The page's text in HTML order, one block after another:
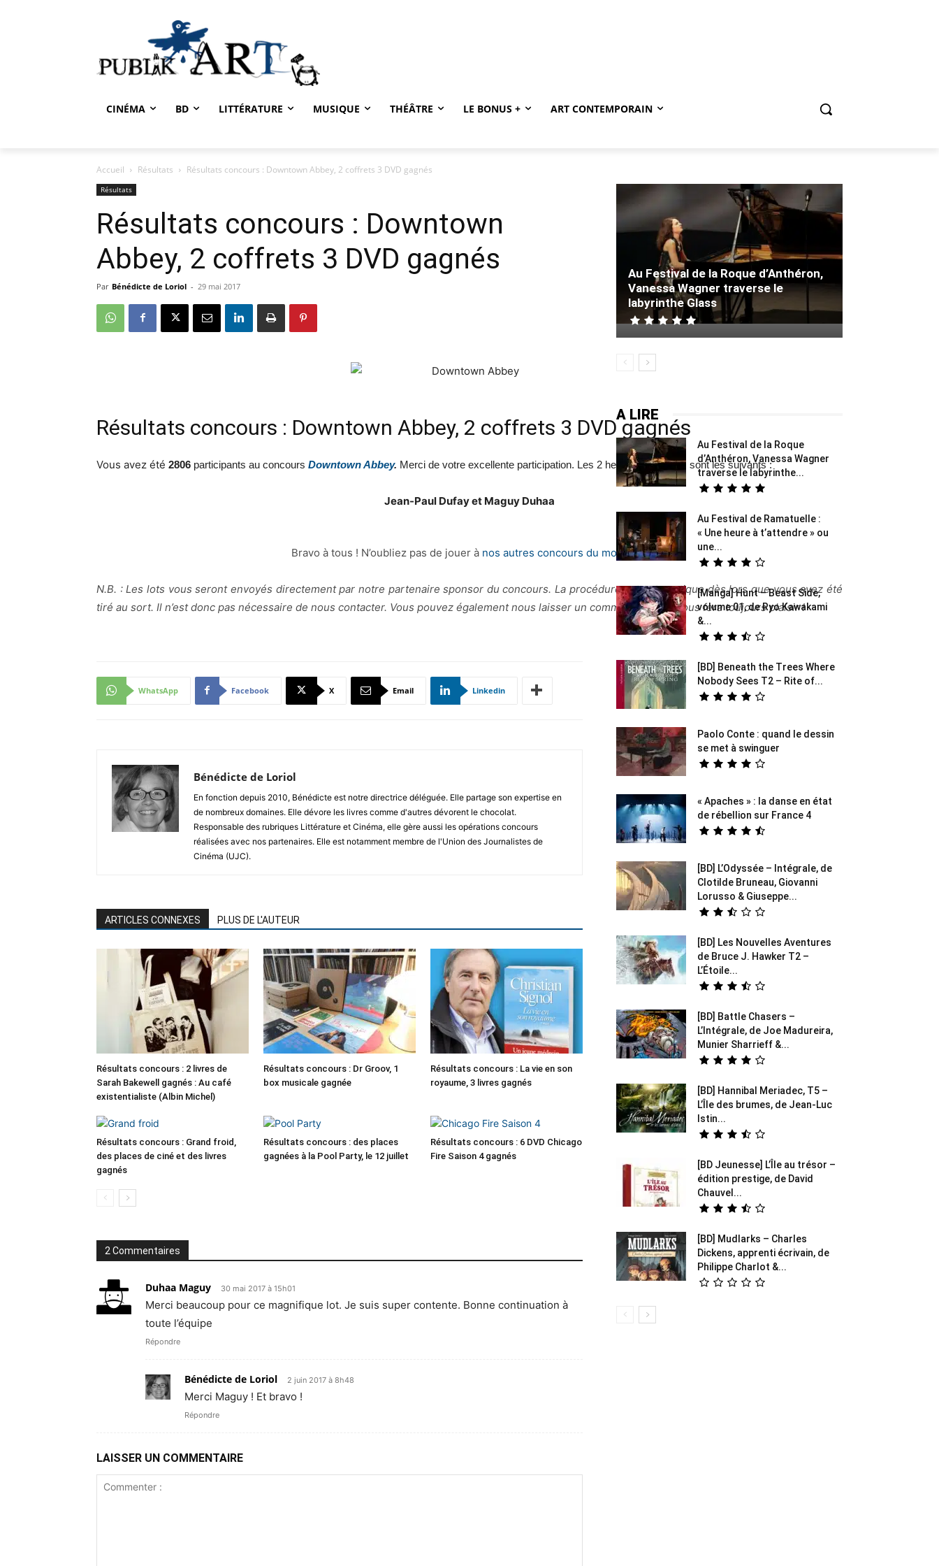
CINÉMA BD LITTÉRATURE MUSIQUE THÉÂTRE LE BONUS + ART CONTEMPORAIN
Accueil Résultats Résultats concours : Downtown Abbey, 2 coffrets 3 DVD gagnés
Résultats
Résultats concours : Downtown
Abbey, 2 coffrets 3 DVD gagnés
Par Bénédicte de Loriol - 29 mai 2017
Résultats concours : Downtown Abbey, 2 coffrets 3 DVD gagnés
Vous avez été 2806 participants au concours Downtown Abbey. Merci de votre excellente participation. Les 2 heureux gagnants sont les suivants :
Jean-Paul Dufay et Maguy Duhaa
Bravo à tous ! N’oubliez pas de jouer à nos autres concours du moment !
N.B. : Les lots vous seront envoyés directement par notre partenaire sponsor du concours. La procédure est automatique dès lors que vous avez été
tiré au sort. Il n’est donc pas nécessaire de nous contacter. Vous pouvez également nous laisser un commentaire qui nous fera toujours plaisir !
WhatsApp Facebook X Email Linkedin
Bénédicte de Loriol
En fonction depuis 2010, Bénédicte est notre directrice déléguée. Elle partage son expertise en
de nombreux domaines. Elle dévore les livres comme d'autres dévorent le chocolat.
Responsable des rubriques Littérature et Cinéma, elle gère aussi les opérations concours
réalisées avec nos partenaires. Elle est notamment membre de l'Union des Journalistes de
Cinéma (UJC).
ARTICLES CONNEXES PLUS DE L'AUTEUR
Résultats concours : 2 livres de
Sarah Bakewell gagnés : Au café
existentialiste (Albin Michel)
Résultats concours : Dr Groov, 1
box musicale gagnée
Résultats concours : La vie en son
royaume, 3 livres gagnés
Résultats concours : Grand froid,
des places de ciné et des livres
gagnés
Résultats concours : des places
gagnées à la Pool Party, le 12 juillet
Résultats concours : 6 DVD Chicago
Fire Saison 4 gagnés
2 Commentaires
Duhaa Maguy 30 mai 2017 à 15h01
Merci beaucoup pour ce magnifique lot. Je suis super contente. Bonne continuation à
toute l’équipe
Répondre
Bénédicte de Loriol 2 juin 2017 à 8h48
Merci Maguy ! Et bravo !
Répondre
LAISSER UN COMMENTAIRE
Au Festival de la Roque d’Anthéron,
Vanessa Wagner traverse le
labyrinthe Glass
A LIRE
Au Festival de la Roque
d’Anthéron, Vanessa Wagner
traverse le labyrinthe...
Au Festival de Ramatuelle :
« Une heure à t’attendre » ou
une...
[Manga] Hunt – Beast Side,
volume 01, de Ryo Kawakami
&...
[BD] Beneath the Trees Where
Nobody Sees T2 – Rite of...
Paolo Conte : quand le dessin
se met à swinguer
« Apaches » : la danse en état
de rébellion sur France 4
[BD] L’Odyssée – Intégrale, de
Clotilde Bruneau, Giovanni
Lorusso & Giuseppe...
[BD] Les Nouvelles Aventures
de Bruce J. Hawker T2 –
L’Étoile...
[BD] Battle Chasers –
L’Intégrale, de Joe Madureira,
Munier Sharrieff &...
[BD] Hannibal Meriadec, T5 –
L’Île des brumes, de Jean-Luc
Istin...
[BD Jeunesse] L’Île au trésor –
édition prestige, de David
Chauvel...
[BD] Mudlarks – Charles
Dickens, apprenti écrivain, de
Philippe Charlot &...